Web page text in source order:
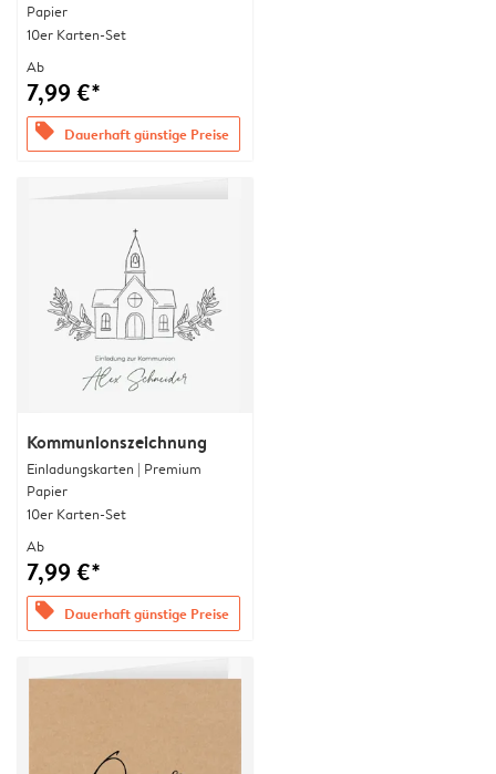
Papier
10er Karten-Set
Ab
7,99 €*
offers Dauerhaft günstige Preise
Kommunionszeichnung
Einladungskarten | Premium
Papier
10er Karten-Set
Ab
7,99 €*
offers Dauerhaft günstige Preise